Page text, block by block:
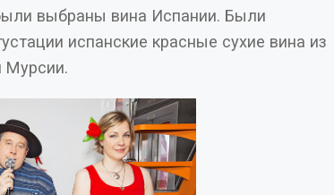
выбраны вина Испании. Были
испанские красные сухие вина из
Арагона, Каталонии и Мурсии.